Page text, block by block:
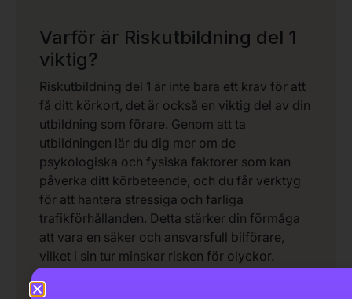
Varför är Riskutbildning del 1
viktig?
Riskutbildning del 1 är inte bara ett krav för att
få ditt körkort, det är också en viktig del av din
utbildning som förare. Genom att ta
utbildningen lär du dig mer om de
psykologiska och fysiska faktorer som kan
påverka ditt körbeteende, och du får verktyg
för att hantera stressiga och farliga
trafikförhållanden. Detta stärker din förmåga
att vara en säker och ansvarsfull bilförare,
vilket i sin tur minskar risken för olyckor.